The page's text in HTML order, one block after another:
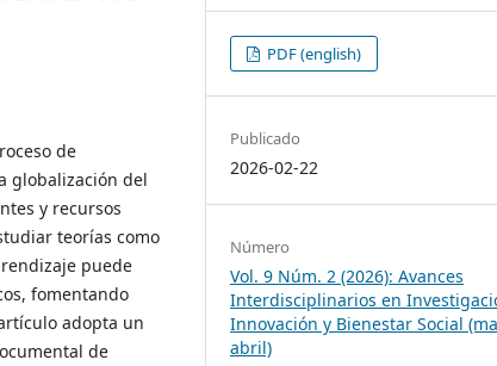
de
globalización del
y recursos
teorías como
puede
fomentando
adopta un
de
PDF (english)
Publicado
2026-02-22
Número
Vol. 9 Núm. 2 (2026): Avances
Interdisciplinarios en
Innovación y Bienestar Social
abril)